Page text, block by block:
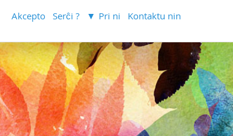
Akcepto Serĉi ? Pri ni Kontaktu nin